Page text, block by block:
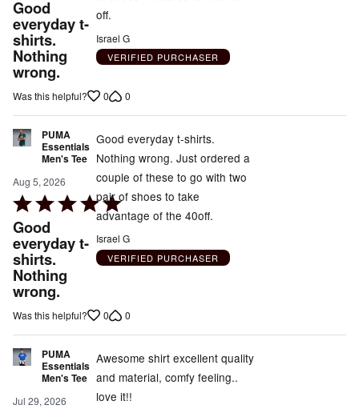
out
of
5
Good
everyday t-
shirts.
Nothing
wrong.
off.
Israel G
VERIFIED PURCHASER
Was this helpful? 0 0
PUMA
Essentials
Men's Tee
Aug 5, 2026
Rated
5
out
of
5
Good
everyday t-
shirts.
Nothing
wrong.
Good everyday t-shirts.
Nothing wrong. Just ordered a
couple of these to go with two
pair of shoes to take
advantage of the 40off.
Israel G
VERIFIED PURCHASER
Was this helpful? 0 0
PUMA
Essentials
Men's Tee
Jul 29, 2026
Awesome shirt excellent quality
and material, comfy feeling..
love it!!